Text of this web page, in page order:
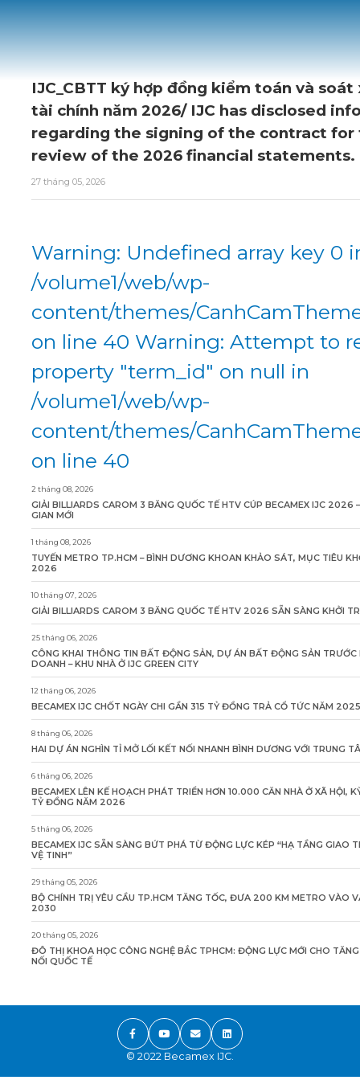
IJC_CBTT ký hợp đồng kiểm toán và
tài chính năm 2026/ IJC has disclosed
regarding the signing of the contract for
review of the 2026 financial statements.
27 tháng 05, 2026
Warning: Undefined array key 0
/volume1/web/wp-
content/themes/
on line 40 Warning: Attempt to
property "term_id" on null in
/volume1/web/wp-
content/themes/
on line 40
2 tháng 08, 2026
GIẢI BILLIARDS CAROM 3 BĂNG QUỐC TẾ HTV CÚP BECAMEX IJC 2026
GIAN MỚI
1 tháng 08, 2026
TUYẾN METRO TP.HCM – BÌNH DƯƠNG KHOAN KHẢO SÁT, MỤC TIÊU
2026
10 tháng 07, 2026
GIẢI BILLIARDS CAROM 3 BĂNG QUỐC TẾ HTV 2026 SẴN SÀNG KHỞI
25 tháng 06, 2026
CÔNG KHAI THÔNG TIN BẤT ĐỘNG SẢN, DỰ ÁN BẤT ĐỘNG SẢN
DOANH – KHU NHÀ Ở IJC GREEN CITY
12 tháng 06, 2026
BECAMEX IJC CHỐT NGÀY CHI GẦN 315 TỶ ĐỒNG TRẢ CỔ TỨC NĂM 2025
8 tháng 06, 2026
HAI DỰ ÁN NGHÌN TỈ MỞ LỐI KẾT NỐI NHANH BÌNH DƯƠNG VỚI TRUNG
6 tháng 06, 2026
BECAMEX LÊN KẾ HOẠCH PHÁT TRIỂN HƠN 10.000 CĂN NHÀ Ở XÃ HỘI,
TỶ ĐỒNG NĂM 2026
5 tháng 06, 2026
BECAMEX IJC SẴN SÀNG BỨT PHÁ TỪ ĐỘNG LỰC KÉP “HẠ TẦNG GIAO
VỆ TINH”
29 tháng 05, 2026
BỘ CHÍNH TRỊ YÊU CẦU TP.HCM TĂNG TỐC, ĐƯA 200 KM METRO VÀO
2030
20 tháng 05, 2026
ĐÔ THỊ KHOA HỌC CÔNG NGHỆ BẮC TPHCM: ĐỘNG LỰC MỚI CHO
NỐI QUỐC TẾ
© 2022 Becamex IJC.